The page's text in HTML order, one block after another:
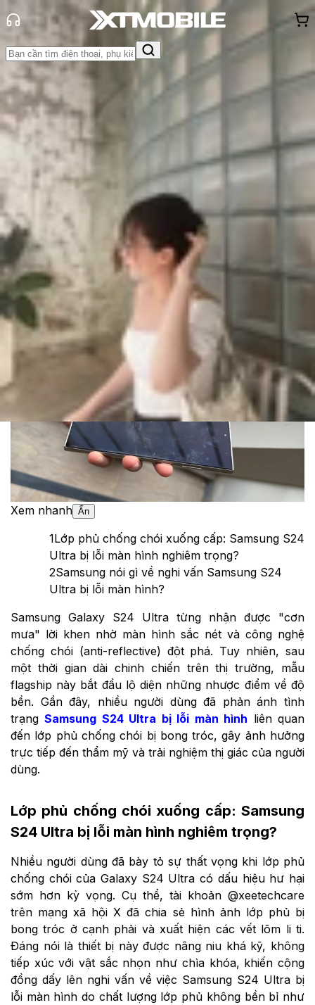
Trang chủ
Tin tức
Tin Mới
Tin Mới
Đánh Giá - Trên Tay
Khuyến
Thủ thuật Thông báoKhách
hàng - Sự kiện
Samsung S24 Ultra bị lỗi màn hình:
Nguyên nhân và cách khắc phục
Triệu Vy
Ngày đăng: 17/12/2024
Cập nhật:
17/12/2024
Theo dõi XTMobile trên
Xem nhanh Ẩn
1Lớp phủ chống chói xuống cấp: Samsung S24
Ultra bị lỗi màn hình nghiêm trọng?
2Samsung nói gì về nghi vấn Samsung S24
Ultra bị lỗi màn hình?
Samsung Galaxy S24 Ultra từng nhận được "cơn
mưa" lời khen nhờ màn hình sắc nét và công nghệ
chống chói (anti-reflective) đột phá. Tuy nhiên, sau
một thời gian dài chinh chiến trên thị trường, mẫu
flagship này bắt đầu lộ diện những nhược điểm về độ
bền. Gần đây, nhiều người dùng đã phản ánh tình
trạngSamsung S24 Ultra bị lỗi màn hình liên quan
đến lớp phủ chống chói bị bong tróc, gây ảnh hưởng
trực tiếp đến thẩm mỹ và trải nghiệm thị giác của người
dùng.
Lớp phủ chống chói xuống cấp: Samsung
S24 Ultra bị lỗi màn hình nghiêm trọng?
Nhiều người dùng đã bày tỏ sự thất vọng khi lớp phủ
chống chói của Galaxy S24 Ultra có dấu hiệu hư hại
sớm hơn kỳ vọng. Cụ thể, tài khoản @xeetechcare
trên mạng xã hội X đã chia sẻ hình ảnh lớp phủ bị
bong tróc ở cạnh phải và xuất hiện các vết lõm li ti.
Đáng nói là thiết bị này được nâng niu khá kỹ, không
tiếp xúc với vật sắc nhọn như chìa khóa, khiến cộng
đồng dấy lên nghi vấn về việc Samsung S24 Ultra bị
lỗi màn hình do chất lượng lớp phủ không bền bỉ như